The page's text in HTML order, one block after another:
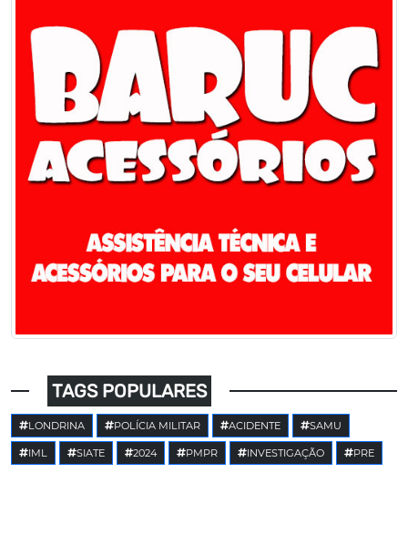
TAGS POPULARES
LONDRINA POLÍCIA MILITAR ACIDENTE SAMU
IML SIATE 2024 PMPR INVESTIGAÇÃO PRE